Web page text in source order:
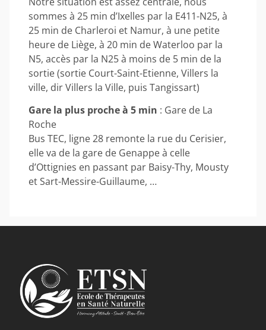
sommes à 25 min d’Ixelles par la E411-N25, à
25 min de Charleroi et Namur, à une petite
heure de Liège, à 20 min de Waterloo par la
N5, accès par la N25 à moins de 5 min de la
sortie (sortie Court-Saint-Etienne, Villers la
ville, dir Villers la Ville, puis Tangissart)
Gare la plus proche à 5 min : Gare de La
Roche
Bus TEC, ligne 28 remonte la rue du Cerisier,
elle va de la gare de Genappe à celle
d’Ottignies en passant par Baisy-Thy, Mousty
et Sart-Messire-Guillaume, …